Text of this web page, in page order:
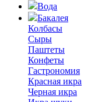
Вода
Бакалея
Колбасы
Сыры
Паштеты
Конфеты
Гастрономия
Красная икра
Черная икра